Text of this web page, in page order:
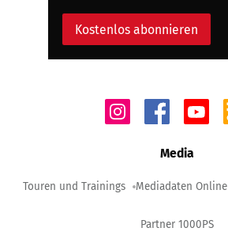
Kostenlos abonnieren
Media
Touren und Trainings Mediadaten Online
Partner 1000PS